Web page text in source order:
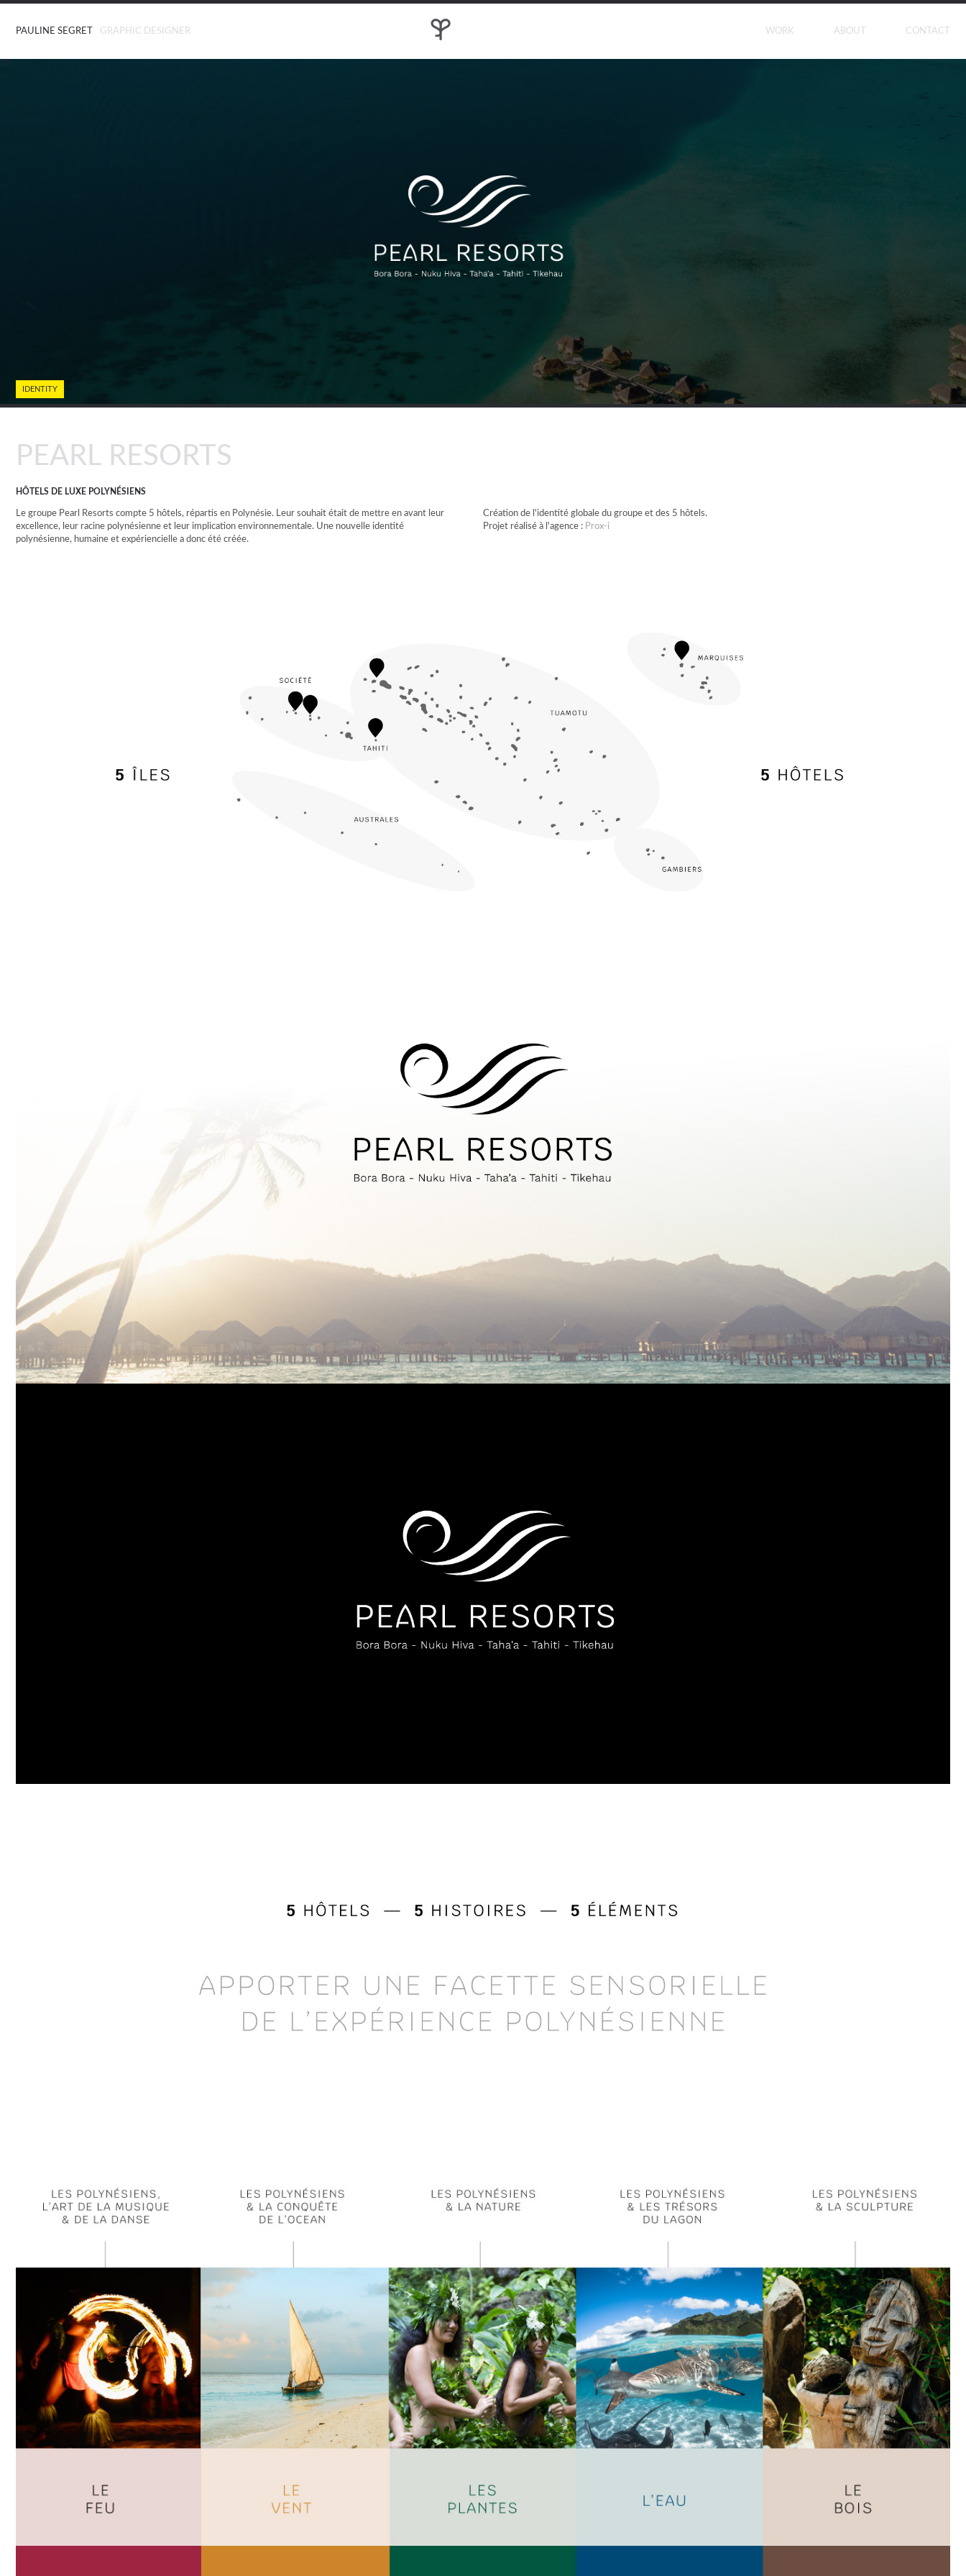
PAULINE SEGRET GRAPHIC DESIGNER CONTACT
ABOUT
WORK
IDENTITY
PEARL RESORTS
HÔTELS DE LUXE POLYNÉSIENS
Le groupe Pearl Resorts compte 5 hôtels, répartis en Polynésie. Leur souhait était de mettre en avant leur
excellence, leur racine polynésienne et leur implication environnementale. Une nouvelle identité
polynésienne, humaine et expériencielle a donc été créée.
Création de l'identité globale du groupe et des 5 hôtels.
Projet réalisé à l'agence : Prox-i